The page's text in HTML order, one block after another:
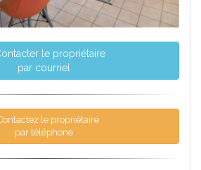
le propriétaire
par courriel
le propriétaire
par téléphone